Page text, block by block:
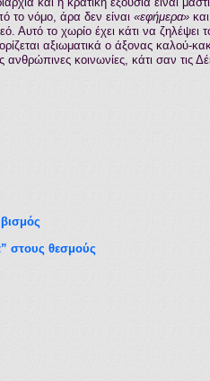
το νόμο, άρα δεν είναι «εφήμερα»
Αυτό το χωρίο έχει κάτι να ζηλέψει
αξιωματικά ο άξονας καλού-
κοινωνίες, κάτι σαν τις
στους θεσμούς